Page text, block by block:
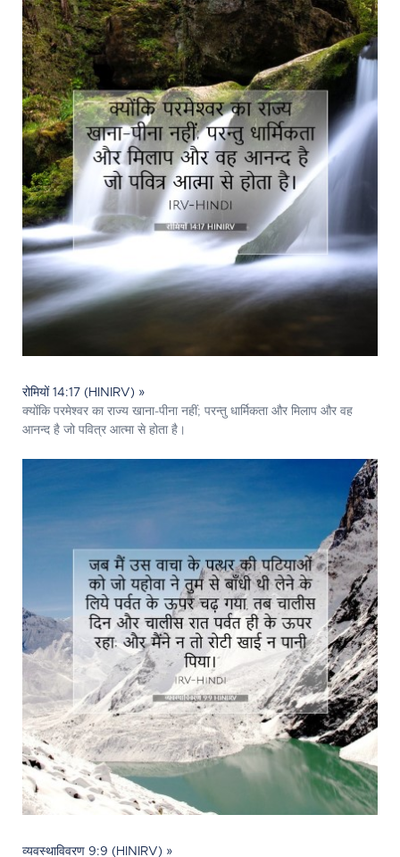
रोमियों 14:17 (HINIRV) »
क्योंकि परमेश्‍वर का राज्य खाना-पीना नहीं; परन्तु धार्मिकता और मिलाप और वह
आनन्द है जो पवित्र आत्मा से होता है।
व्यवस्थाविवरण 9:9 (HINIRV) »